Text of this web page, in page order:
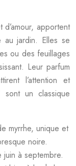
apportent
au jardin. Elles se
ou des feuillages
Leur parfum
l’attention et
sont un classique
myrrhe, unique et
noire.
juin à septembre.